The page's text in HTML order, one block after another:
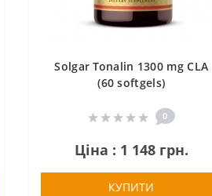
Solgar Tonalin 1300 mg CLA
(60 softgels)
0
Ціна : 1 148 грн.
КУПИТИ